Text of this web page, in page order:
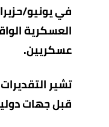
العسكرية
عسكريين.
قبل جهات